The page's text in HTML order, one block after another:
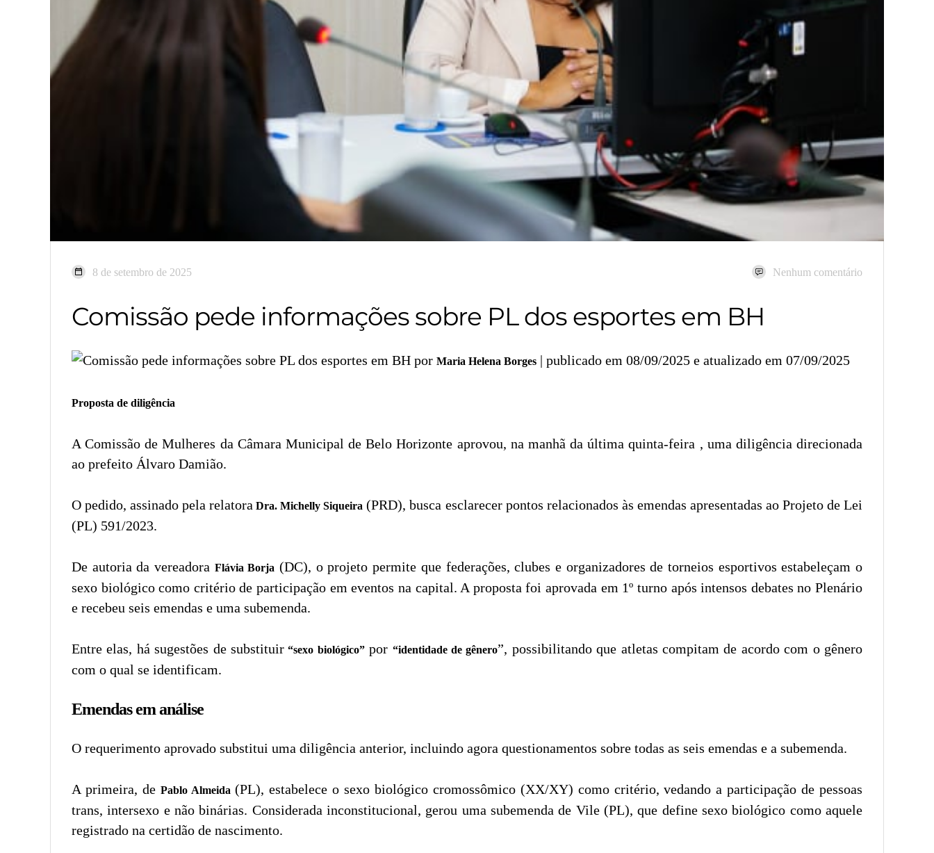
8 de setembro de 2025 Nenhum comentário
Comissão pede informações sobre PL dos esportes em BH
por Maria Helena Borges | publicado em 08/09/2025 e atualizado em 07/09/2025
Proposta de diligência
A Comissão de Mulheres da Câmara Municipal de Belo Horizonte aprovou, na manhã da última quinta-feira , uma diligência direcionada
ao prefeito Álvaro Damião.
O pedido, assinado pela relatora Dra. Michelly Siqueira (PRD), busca esclarecer pontos relacionados às emendas apresentadas ao Projeto de Lei
(PL) 591/2023.
De autoria da vereadora Flávia Borja (DC), o projeto permite que federações, clubes e organizadores de torneios esportivos estabeleçam o
sexo biológico como critério de participação em eventos na capital. A proposta foi aprovada em 1º turno após intensos debates no Plenário
e recebeu seis emendas e uma subemenda.
Entre elas, há sugestões de substituir “sexo biológico”por “identidade de gênero”, possibilitando que atletas compitam de acordo com o gênero
com o qual se identificam.
Emendas em análise
O requerimento aprovado substitui uma diligência anterior, incluindo agora questionamentos sobre todas as seis emendas e a subemenda.
A primeira, de Pablo Almeida (PL), estabelece o sexo biológico cromossômico (XX/XY) como critério, vedando a participação de pessoas
trans, intersexo e não binárias. Considerada inconstitucional, gerou uma subemenda de Vile (PL), que define sexo biológico como aquele
registrado na certidão de nascimento.